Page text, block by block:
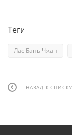
Теги
Лао Бань Чжан
НАЗАД К СПИСКУ